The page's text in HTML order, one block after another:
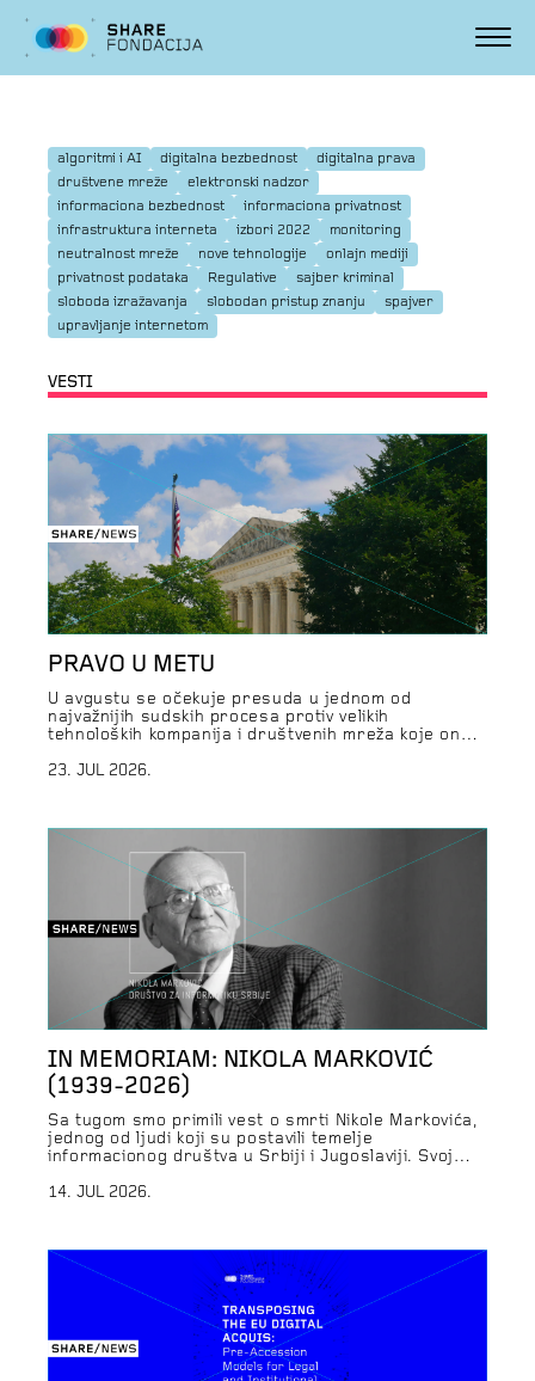
algoritmi i AI digitalna bezbednost
digitalna prava
društvene mreže
elektronski nadzor
informaciona bezbednost
informaciona privatnost
infrastruktura interneta
izbori 2022
monitoring
neutralnost mreže
nove tehnologije
onlajn mediji
privatnost podataka
Regulative
sajber kriminal
sloboda izražavanja
slobodan pristup znanju
spajver
upravljanje internetom
VESTI
PRAVO U METU
U avgustu se očekuje presuda u jednom od
najvažnijih sudskih procesa protiv velikih
tehnoloških kompanija i društvenih mreža koje one
podnele su zajedničku tužbu protiv kompanije Meta
bez roditeljskog pristanka. Četiri države –
Kalifornija, Nju Džerzi, Kolorado i […]
23. JUL 2026.
IN MEMORIAM: NIKOLA MARKOVIĆ
(1939-2026)
Sa tugom smo primili vest o smrti Nikole Markovića,
jednog od ljudi koji su postavili temelje
informacionog društva u Srbiji i Jugoslaviji. Svoj
razvoju informacionih sistema u javnom sektoru,
da bude u službi društva i da […]
14. JUL 2026.